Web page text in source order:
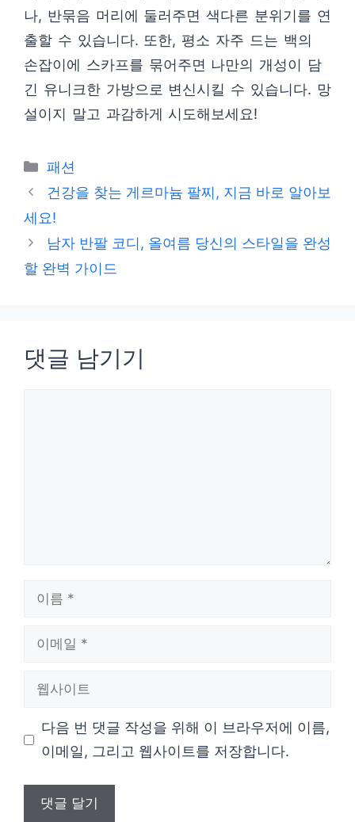
나, 반묶음 머리에 둘러주면 색다른 분위기를 연
출할 수 있습니다. 또한, 평소 자주 드는 백의
손잡이에 스카프를 묶어주면 나만의 개성이 담
긴 유니크한 가방으로 변신시킬 수 있습니다. 망
설이지 말고 과감하게 시도해보세요!
카
테
리
패션
건강을 찾는 게르마늄 팔찌, 지금 바로 알아보
세요!
남자 반팔 코디, 올여름 당신의 스타일을 완성
할 완벽 가이드
댓글 남기기
다음 번 댓글 작성을 위해 이 브라우저에 이름,
이메일, 그리고 웹사이트를 저장합니다.